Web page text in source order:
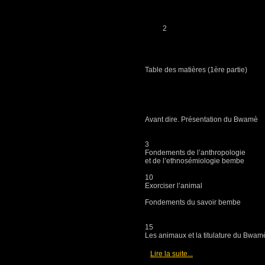
2
Table des matières (1ère partie)
Avant dire. Présentation
3
Fondements de l’anthropologie
et de l’ethnosémiologie bembe
10
Exorciser l’animal
Fondements du savoir bembe
15
Les animaux et la titulature du
Lire la suite...